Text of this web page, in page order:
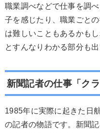
職業調べなどで仕事を調
子を感じたり、職業ごと
は難しいこともあるかも
とすんなりわかる部分も
新聞記者の仕事「ク
1985年に実際に起きた日
の記者の物語です。新聞